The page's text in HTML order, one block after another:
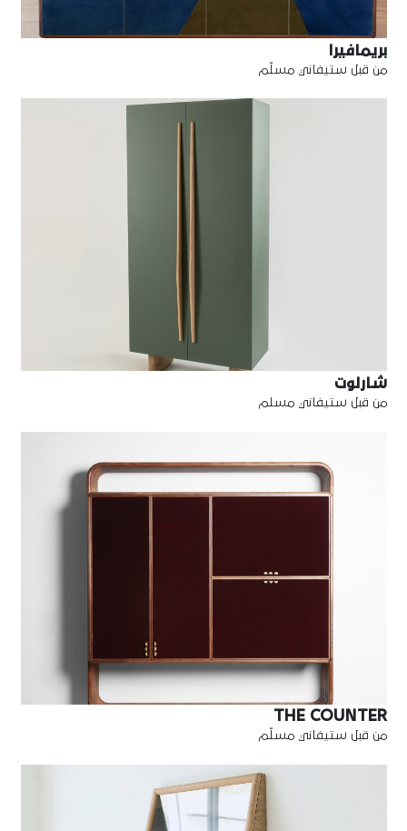
بريمافيرا
من قبل ستيفاني مسلّم
شارلوت
من قبل ستيفاني مسلم
THE COUNTER
من قبل ستيفاني مسلّم